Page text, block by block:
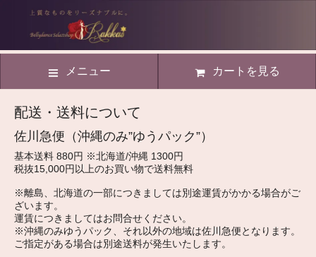
メニュー カートを見る
配送・送料について
佐川急便（沖縄のみ”ゆうパック”）
基本送料 880円 ※北海道/沖縄 1300円
税抜15,000円以上のお買い物で送料無料
※離島、北海道の一部につきましては別途運賃がかかる場合がご
ざいます。
運賃につきましてはお問合せください。
※沖縄のみゆうパック、それ以外の地域は佐川急便となります。
ご指定がある場合は別途送料が発生いたします。